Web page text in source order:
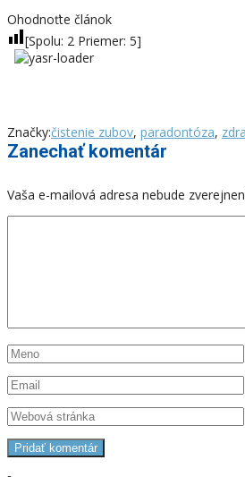
Ohodnoťte článok
[Spolu: 2 Priemer: 5]
Značky:čistenie zubov, paradontóza,
Zanechať komentár
Vaša e-mailová adresa nebude